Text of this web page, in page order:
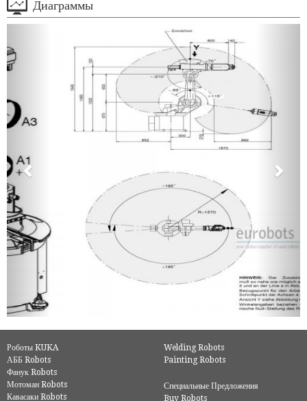
Роботы KUKA
АББ Robots
Фанук Robots
Мотоман Robots
Кавасаки Robots
Роботы SCARA
Welding Robots
Painting Robots
Специальные Предложения
Buy Robots
Used Robots
Представители стран
Контактная информация
Политика конфиденциальности
Политика в отношении файлов cookie
Useful Links
ОСТАВАТЬСЯ НА СВЯЗИ